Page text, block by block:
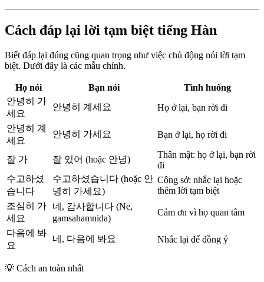
Cách đáp lại lời tạm biệt tiếng Hàn
Biết đáp lại đúng cũng quan trọng như việc chủ động nói lời tạm
biệt. Dưới đây là các mẫu chính.
Họ nói Bạn nói
Tình huống
안녕히 가
세요
안녕히 계세요 Họ ở lại, bạn rời đi
안녕히 계
세요
안녕히 가세요 Bạn ở lại, họ rời đi
잘 가 잘 있어 (hoặc 안녕)
Thân mật: họ ở lại, bạn rời
đi
수고하셨
습니다
수고하셨습니다 (hoặc 안
녕히 가세요)
Công sở: nhắc lại hoặc
thêm lời tạm biệt
조심히 가
세요
네, 감사합니다 (Ne,
gamsahamnida)
Cảm ơn vì họ quan tâm
다음에 봐
요
네, 다음에 봐요 Nhắc lại để đồng ý
💡 Cách an toàn nhất